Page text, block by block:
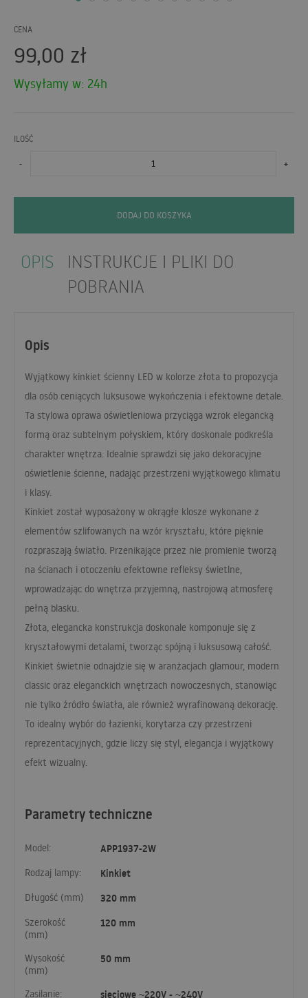
CENA
99,00 zł
Wysyłamy w: 24h
ILOŚĆ
- +
DODAJ DO KOSZYKA
OPIS
INSTRUKCJE I PLIKI DO
POBRANIA
Parametry techniczne
Model: APP1937-2W
Rodzaj lampy: Kinkiet
Długość (mm) 320 mm
Szerokość
(mm)
120 mm
Wysokość
(mm)
50 mm
Zasilanie: sieciowe ~220V - ~240V
Opis
Wyjątkowy kinkiet ścienny LED w kolorze złota to propozycja
dla osób ceniących luksusowe wykończenia i efektowne detale.
Ta stylowa oprawa oświetleniowa przyciąga wzrok elegancką
formą oraz subtelnym połyskiem, który doskonale podkreśla
charakter wnętrza. Idealnie sprawdzi się jako dekoracyjne
oświetlenie ścienne, nadając przestrzeni wyjątkowego klimatu
i klasy.
Kinkiet został wyposażony w okrągłe klosze wykonane z
elementów szlifowanych na wzór kryształu, które pięknie
rozpraszają światło. Przenikające przez nie promienie tworzą
na ścianach i otoczeniu efektowne refleksy świetlne,
wprowadzając do wnętrza przyjemną, nastrojową atmosferę
pełną blasku.
Złota, elegancka konstrukcja doskonale komponuje się z
kryształowymi detalami, tworząc spójną i luksusową całość.
Kinkiet świetnie odnajdzie się w aranżacjach glamour, modern
classic oraz eleganckich wnętrzach nowoczesnych, stanowiąc
nie tylko źródło światła, ale również wyrafinowaną dekorację.
To idealny wybór do łazienki, korytarza czy przestrzeni
reprezentacyjnych, gdzie liczy się styl, elegancja i wyjątkowy
efekt wizualny.